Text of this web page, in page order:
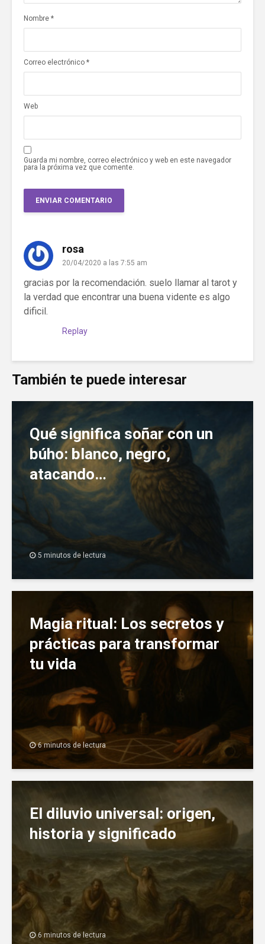
Nombre *
Correo electrónico *
Web
Guarda mi nombre, correo electrónico y web en este navegador
para la próxima vez que comente.
rosa
20/04/2020 a las 7:55 am
gracias por la recomendación. suelo llamar al tarot y
la verdad que encontrar una buena vidente es algo
dificil.
Replay
También te puede interesar
Qué significa soñar con un
búho: blanco, negro,
atacando…
5 minutos de lectura
Magia ritual: Los secretos y
prácticas para transformar
tu vida
6 minutos de lectura
El diluvio universal: origen,
historia y significado
6 minutos de lectura